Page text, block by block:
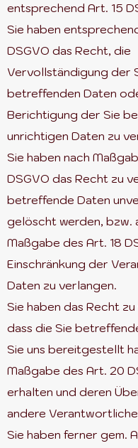
entsprechend Art. 15
Sie haben
DSGVO das Recht, die
Vervollständigung der
betreffenden Daten
Berichtigung der Sie
unrichtigen Daten zu
Sie haben nach
DSGVO das Recht zu
betreffende Daten
gelöscht werden, bzw.
Maßgabe des Art. 18
Einschränkung der
Daten zu verlangen.
Sie haben das Recht
dass die Sie
Sie uns bereitgestellt
Maßgabe des Art. 20
erhalten und deren
andere
Sie haben ferner gem.